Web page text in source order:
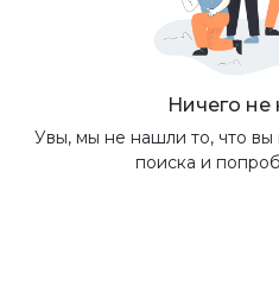
Ничего не
Увы, мы не нашли то, что вы
поиска и